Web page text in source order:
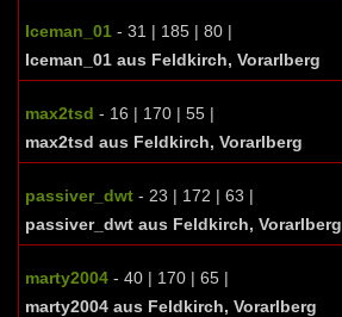
Iceman_01 - 31 | 185 | 80 |
Iceman_01 aus Feldkirch, Vorarlberg
max2tsd - 16 | 170 | 55 |
max2tsd aus Feldkirch, Vorarlberg
passiver_dwt - 23 | 172 | 63 |
passiver_dwt aus Feldkirch, Vorarlberg
marty2004 - 40 | 170 | 65 |
marty2004 aus Feldkirch, Vorarlberg